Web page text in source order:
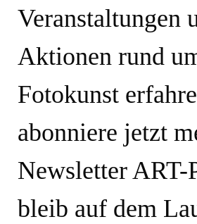
Veranstaltungen
Aktionen rund
Fotokunst
abonniere jetzt
Newsletter ART-
bleib auf dem